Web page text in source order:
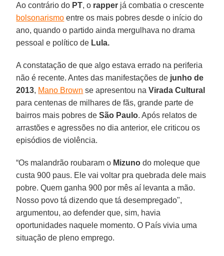
Ao contrário do PT, o rapper já combatia o crescente
bolsonarismo entre os mais pobres desde o início do
ano, quando o partido ainda mergulhava no drama
pessoal e político de Lula.
A constatação de que algo estava errado na periferia
não é recente. Antes das manifestações de junho de
2013, Mano Brown se apresentou naVirada Cultural
para centenas de milhares de fãs, grande parte de
bairros mais pobres deSão Paulo. Após relatos de
arrastões e agressões no dia anterior, ele criticou os
episódios de violência.
“Os malandrão roubaram o Mizuno do moleque que
custa 900 paus. Ele vai voltar pra quebrada dele mais
pobre. Quem ganha 900 por mês aí levanta a mão.
Nosso povo tá dizendo que tá desempregado",
argumentou, ao defender que, sim, havia
oportunidades naquele momento. O País vivia uma
situação de pleno emprego.